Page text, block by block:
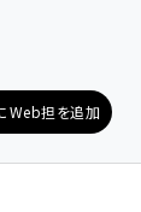
Web担を追加